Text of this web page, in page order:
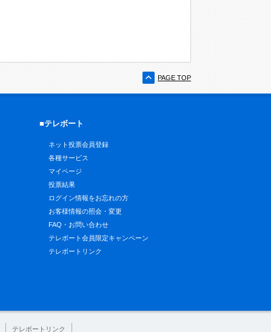
PAGE TOP
■テレボート
ネット投票会員登録
各種サービス
マイページ
投票結果
ログイン情報をお忘れの方
お客様情報の照会・変更
FAQ・お問い合わせ
テレボート会員限定キャンペーン
テレボートリンク
テレボートリンク